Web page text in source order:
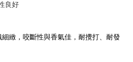
過90cm)
on orders of NT$1,500 or more
良好
緻，咬斷性與香氣佳，耐攪打、耐發